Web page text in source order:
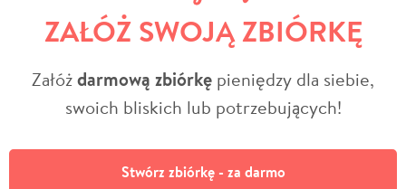
ZAŁÓŻ SWOJĄ ZBIÓRKĘ
Załóżdarmową zbiórkę pieniędzy dla siebie,
swoich bliskich lub potrzebujących!
Stwórz zbiórkę - za darmo